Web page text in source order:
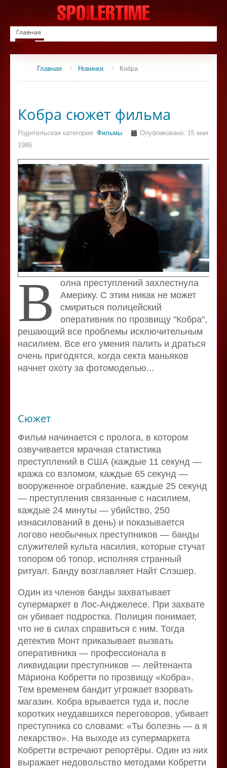
Главная
Новинки
Список фильмов
СериалыГлавная / Новинки / Кобра
Кобра сюжет фильма
Родительская категория: Фильмы
Опубликовано: 15 мая
1986
В олна преступлений захлестнула
Америку. С этим никак не может
смириться полицейский
оперативник по прозвищу "Кобра",
решающий все проблемы исключительным
насилием. Все его умения палить и драться
очень пригодятся, когда секта маньяков
начнет охоту за фотомоделью...
Сюжет
Фильм начинается с пролога, в котором
озвучивается мрачная статистика
преступлений в США (каждые 11 секунд —
кража со взломом, каждые 65 секунд —
вооруженное ограбление, каждые 25 секунд
— преступления связанные с насилием,
каждые 24 минуты — убийство, 250
изнасилований в день) и показывается
логово необычных преступников — банды
служителей культа насилия, которые стучат
топором об топор, исполняя странный
ритуал. Банду возглавляет Найт Слэшер.
Один из членов банды захватывает
супермаркет в Лос-Анджелесе. При захвате
он убивает подростка. Полиция понимает,
что не в силах справиться с ним. Тогда
детектив Монт приказывает вызвать
оперативника — профессионала в
ликвидации преступников — лейтенанта
Ма́риона Кобретти по прозвищу «Кобра».
Тем временем бандит угрожает взорвать
магазин. Кобра врывается туда и, после
коротких неудавшихся переговоров, убивает
преступника со словами: «Ты болезнь — а я
лекарство». На выходе из супермаркета
Кобретти встречают репортёры. Один из них
выражает недовольство методами Кобретти